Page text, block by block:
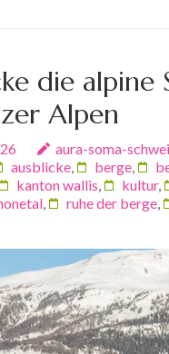
die alpine
Alpen
aura-soma-
ausblicke, berge,
kanton wallis, kultur,
, ruhe der berge,